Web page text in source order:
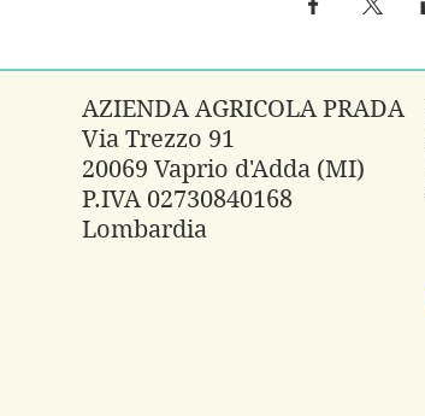
AZIENDA AGRICOLA PRADA
Via Trezzo 91
20069 Vaprio d'Adda (MI)
P.IVA 02730840168
Lombardia